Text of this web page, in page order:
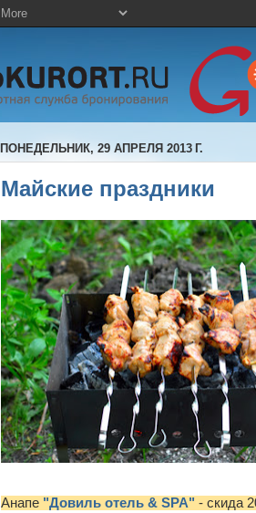
ПОНЕДЕЛЬНИК, 29 АПРЕЛЯ 2013 Г.
Майские праздники
Анапе "Довиль отель & SPA" - скида